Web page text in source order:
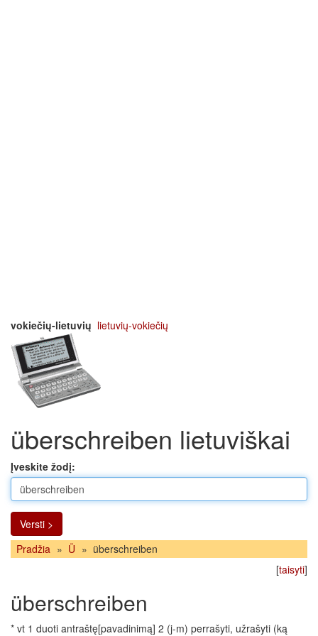
vokiečių-lietuvių lietuvių-vokiečių
überschreiben lietuviškai
Įveskite žodį:
Versti >
Pradžia » Ü » überschreiben
[taisyti]
überschreiben
* vt 1 duoti antraštę[pavadinimą] 2 (j-m) perrašyti, užrašyti (ką